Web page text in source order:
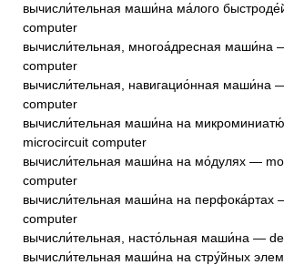
вычисли́тельная маши́на ма́лого
computer
вычисли́тельная, многоа́дресная маши́на
computer
вычисли́тельная, навигацио́нная маши́на
computer
вычисли́тельная маши́на на
microcircuit computer
вычисли́тельная маши́на на мо́дулях —
computer
вычисли́тельная маши́на на перфока́ртах
computer
вычисли́тельная, насто́льная маши́на —
вычисли́тельная маши́на на стру́йных